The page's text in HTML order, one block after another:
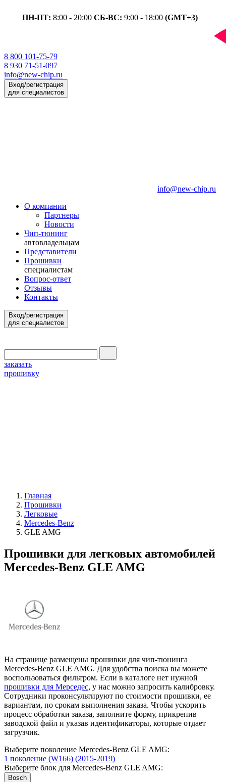
ПН-ПТ: 8:00 - 20:00 СБ-ВС: 9:00 - 18:00 (GMT+3)
8 800 101-75-79
8 930 71-51-097
info@new-chip.ru
Вход/регистрация
для специалистов
info@new-chip.ru
О компании
Партнеры
Новости
Чип-тюнинг
автовладельцам
Представители
Прошивки
специалистам
Вопрос-ответ
Отзывы
Контакты
Вход/регистрация
для специалистов
заказать
прошивку
Главная
Прошивки
Легковые
Mercedes-Benz
GLE AMG
Прошивки для легковых автомобилей
Mercedes-Benz GLE AMG
На странице размещены прошивки для чип-тюнинга
Mercedes-Benz GLE AMG. Для удобства поиска вы можете
воспользоваться фильтром. Если в каталоге нет нужной
прошивки для Мерседес, у нас можно запросить калибровку.
Сотрудники проконсультируют по стоимости прошивки, ее
вариантам, по срокам выполнения заказа. Чтобы ускорить
процесс обработки заказа, заполните форму, прикрепив
заводской файл и указав идентификаторы, которые отдает
загрузчик.
Выберите поколение Mercedes-Benz GLE AMG:
1 поколение (W166) (2015-2019)
Выберите блок для Mercedes-Benz GLE AMG:
Bosch